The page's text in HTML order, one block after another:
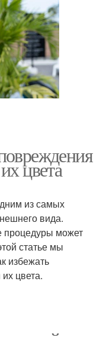
цвета
из самых
вида.
процедуры может
статье мы
избежать
цвета.